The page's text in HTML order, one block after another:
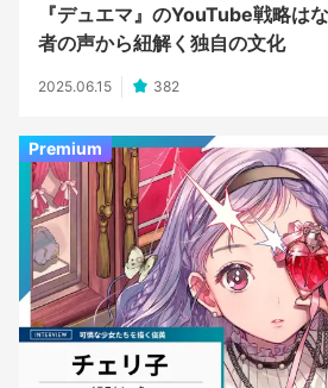
『デュエマ』のYouTube戦略は
者の声から紐解く独自の文化
2025.06.15 382
Premium